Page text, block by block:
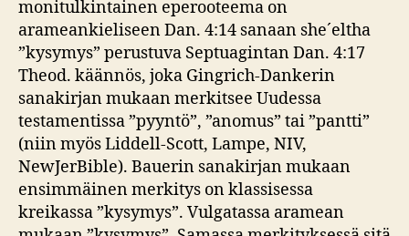
monitulkintainen eperooteema on
arameankieliseen Dan. 4:14 sanaan she´eltha
”kysymys” perustuva Septuagintan Dan. 4:17
Theod. käännös, joka Gingrich-Dankerin
sanakirjan mukaan merkitsee Uudessa
testamentissa ”pyyntö”, ”anomus” tai ”pantti”
(niin myös Liddell-Scott, Lampe, NIV,
NewJerBible). Bauerin sanakirjan mukaan
ensimmäinen merkitys on klassisessa
kreikassa ”kysymys”. Vulgatassa aramean